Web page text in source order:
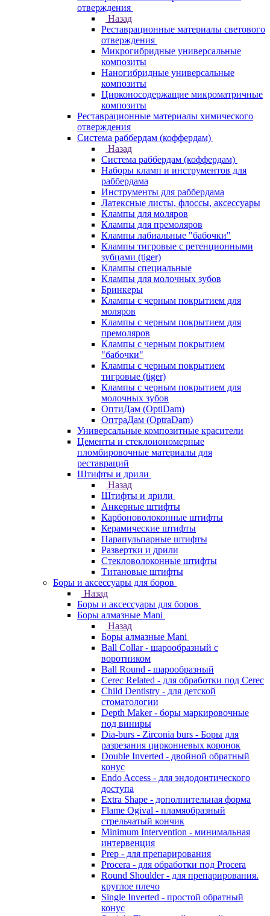
отверждения
Назад
Реставрационные материалы светового
отверждения
Микрогибридные универсальные
композиты
Наногибридные универсальные
композиты
Цирконосодержащие микроматричные
композиты
Реставрационные материалы химического
отверждения
Система раббердам (коффердам)
Назад
Система раббердам (коффердам)
Наборы кламп и инструментов для
раббердама
Инструменты для раббердама
Латексные листы, флоссы, аксессуары
Клампы для моляров
Клампы для премоляров
Клампы лабиальные "бабочки"
Клампы тигровые с ретенционными
зубцами (tiger)
Клампы специальные
Клампы для молочных зубов
Бринкеры
Клампы с черным покрытием для
моляров
Клампы с черным покрытием для
премоляров
Клампы с черным покрытием
"бабочки"
Клампы с черным покрытием
тигровые (tiger)
Клампы с черным покрытием для
молочных зубов
ОптиДам (OptiDam)
ОптраДам (OptraDam)
Универсальные композитные красители
Цементы и стеклоиономерные
пломбировочные материалы для
реставраций
Штифты и дрили
Назад
Штифты и дрили
Анкерные штифты
Карбоноволоконные штифты
Керамические штифты
Парапульпарные штифты
Развертки и дрили
Стекловолоконные штифты
Титановые штифты
Боры и аксессуары для боров
Назад
Боры и аксессуары для боров
Боры алмазные Mani
Назад
Боры алмазные Mani
Ball Collar - шарообразный c
воротником
Ball Round - шарообразный
Cerec Related - для обработки под Cerec
Child Dentistry - для детской
стоматологии
Depth Maker - боры маркировочные
под виниры
Dia-burs - Zirconia burs - Боры для
разрезания циркониевых коронок
Double Inverted - двойной обратный
конус
Endo Access - для эндодонтического
доступа
Extra Shape - дополнительная форма
Flame Ogival - пламяобразный
стрельчатый кончик
Minimum Intervention - минимальная
интервенция
Prep - для препарирования
Procera - для обработки под Procera
Round Shoulder - для препарирования.
круглое плечо
Single Inverted - простой обратный
конус